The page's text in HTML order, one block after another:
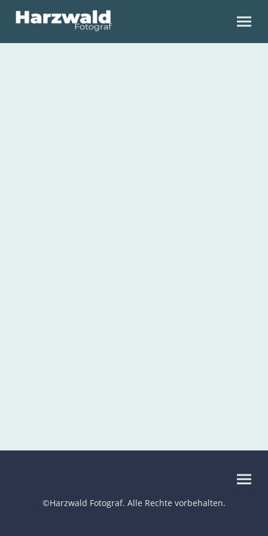
©Harzwald Fotograf. Alle Rechte vorbehalten.